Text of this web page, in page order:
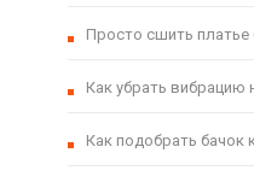
Просто сшить
Как убрать вибрацию
Как подобрать бачок